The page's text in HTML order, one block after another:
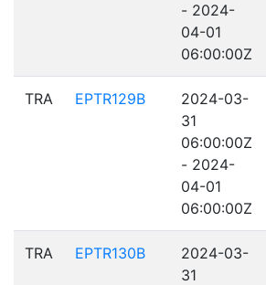
- 2024-
04-01
06:00:00Z
TRA EPTR129B
2024-03-
31
06:00:00Z
- 2024-
04-01
06:00:00Z
TRA EPTR130B
2024-03-
31